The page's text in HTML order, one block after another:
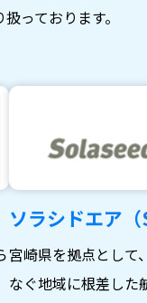
っております。
ソラシドエア（
宮崎県を拠点として
なぐ地域に根差した